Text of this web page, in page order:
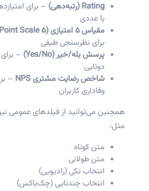
Rating (رتبه‌دهی)
– برای
یا عددی
مقیاس ۵ امتیازی (۵ Point Scale)
برای نظرسنجی طیفی
پرسش بله/خیر (Yes/No)
–
دوتایی
شاخص رضایت مشتری NPS
–
وفاداری کاربران
همچنین می‌توانید از فیلدهای عمومی
مثل:
متن کوتاه
متن طولانی
انتخاب تکی (رادیویی)
انتخاب چندتایی (چک‌باکس)